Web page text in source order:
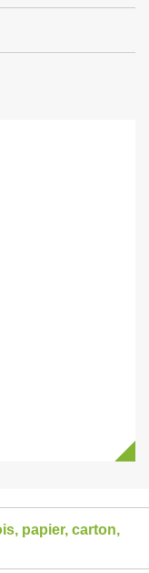
papier, carton,